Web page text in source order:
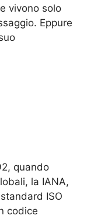
vivono solo
Eppure
quando
la IANA,
ISO
codice